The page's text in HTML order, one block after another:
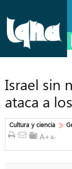
Israel sin
ataca a
Cultura y ciencia